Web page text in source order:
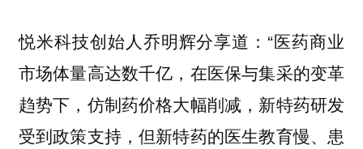
悦米科技创始人乔明辉分享道：“医药商业
市场体量高达数千亿，在医保与集采的变革
趋势下，仿制药价格大幅削减，新特药研发
受到政策支持，但新特药的医生教育慢、患